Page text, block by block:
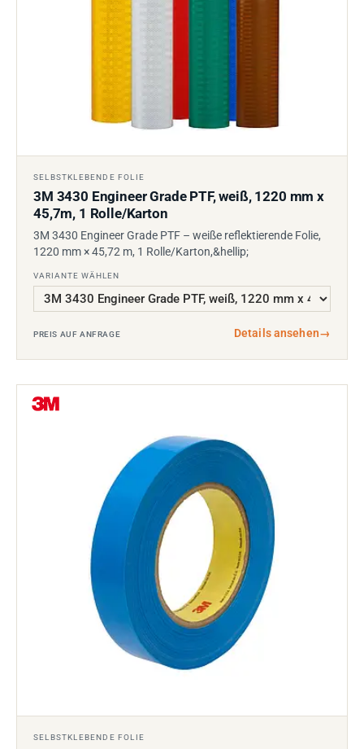
SELBSTKLEBENDE FOLIE
3M 3430 Engineer Grade PTF, weiß, 1220 mm x
45,7m, 1 Rolle/Karton
3M 3430 Engineer Grade PTF – weiße reflektierende Folie,
1220 mm × 45,72 m, 1 Rolle/Karton,&hellip;
VARIANTE WÄHLEN
PREIS AUF ANFRAGE Details ansehen→
SELBSTKLEBENDE FOLIE